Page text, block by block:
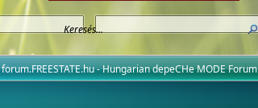
forum.FREESTATE.hu - Hungarian depeCHe MODE Forum